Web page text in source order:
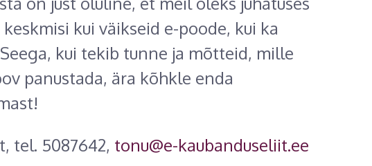
kui väikseid e-poode, kui ka
kui tekib tunne ja mõtteid, mille
panustada, ära kõhkle enda
tel. 5087642, tonu@e-kaubanduseliit.ee